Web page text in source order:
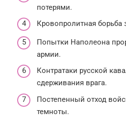
потерями.
Кровопролитная борьба
Попытки Наполеона
армии.
Контратаки русской
сдерживания врага.
Постепенный отход
темноты.